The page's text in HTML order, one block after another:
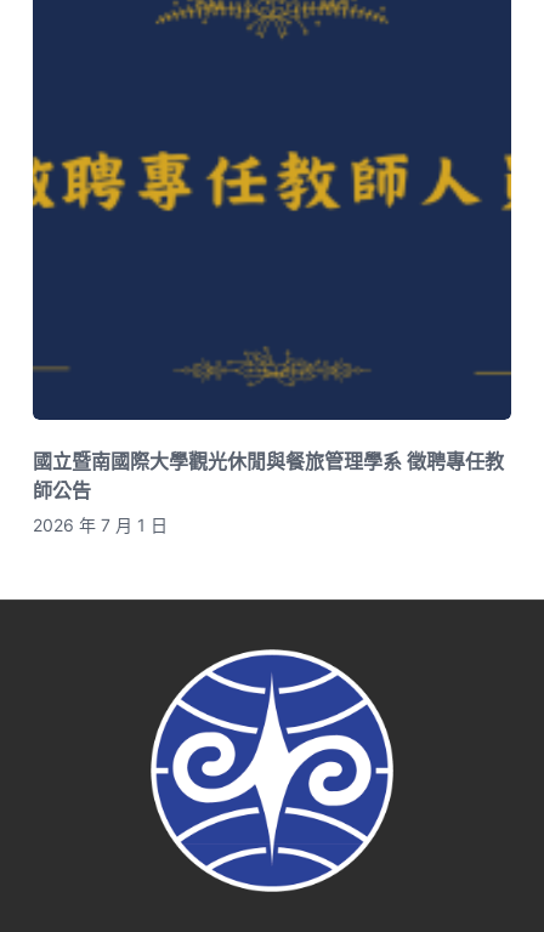
國立暨南國際大學觀光休閒與餐旅管理學系 徵聘專任教
師公告
2026 年 7 月 1 日